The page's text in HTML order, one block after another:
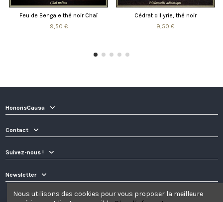
Feu de Bengale thé noir Chaï
9,50 €
Cédrat d'Illyrie, thé noir
9,50 €
HonorisCausa
Contact
Suivez-nous !
Newsletter
Nous utilisons des cookies pour vous proposer la meilleure